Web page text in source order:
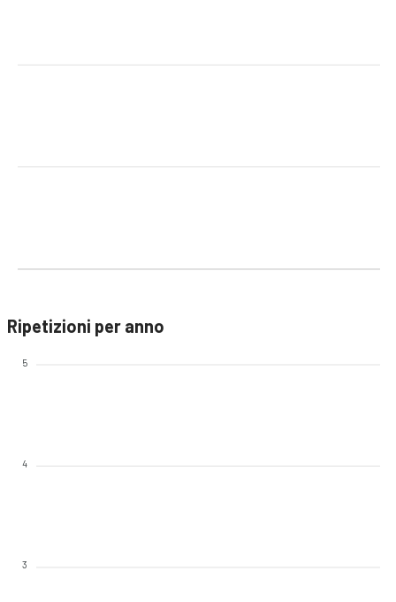
Ripetizioni per anno
5
4
3